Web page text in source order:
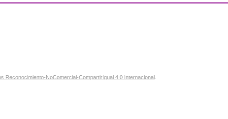
Reconocimiento-NoComercial-CompartirIgual 4.0 Internacional .